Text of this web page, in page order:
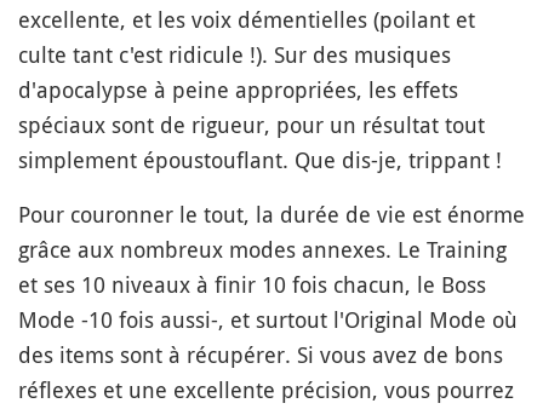
excellente, et les voix démentielles (poilant et
culte tant c'est ridicule !). Sur des musiques
d'apocalypse à peine appropriées, les effets
spéciaux sont de rigueur, pour un résultat tout
simplement époustouflant. Que dis-je, trippant !
Pour couronner le tout, la durée de vie est énorme
grâce aux nombreux modes annexes. Le Training
et ses 10 niveaux à finir 10 fois chacun, le Boss
Mode -10 fois aussi-, et surtout l'Original Mode où
des items sont à récupérer. Si vous avez de bons
réflexes et une excellente précision, vous pourrez